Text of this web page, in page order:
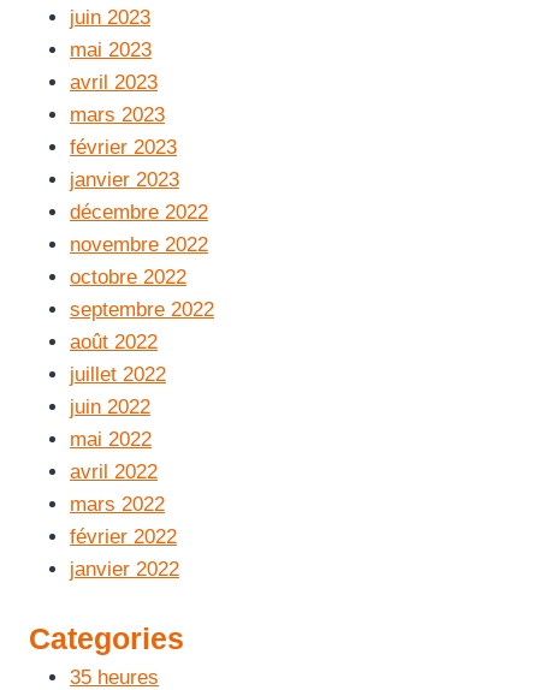
juin 2023
mai 2023
avril 2023
mars 2023
février 2023
janvier 2023
décembre 2022
novembre 2022
octobre 2022
septembre 2022
août 2022
juillet 2022
juin 2022
mai 2022
avril 2022
mars 2022
février 2022
janvier 2022
Categories
35 heures